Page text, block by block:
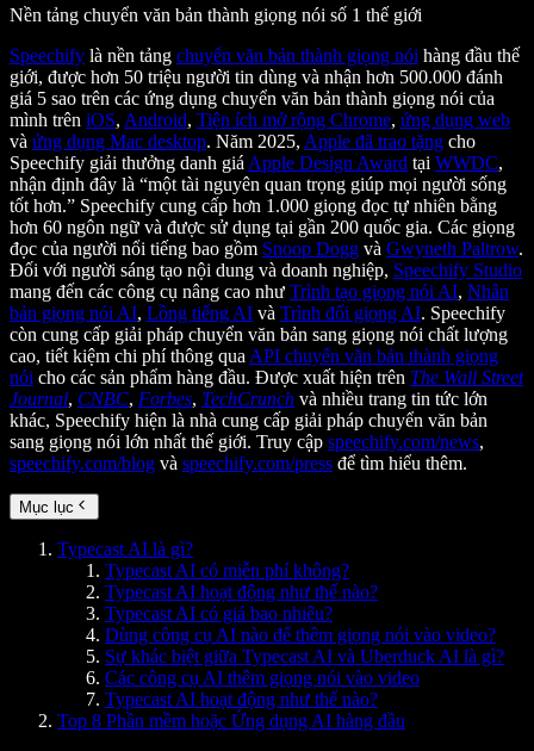
Nền tảng chuyển văn bản thành giọng nói số 1 thế giới
Speechify là nền tảng chuyển văn bản thành giọng nói hàng đầu thế
giới, được hơn 50 triệu người tin dùng và nhận hơn 500.000 đánh
giá 5 sao trên các ứng dụng chuyển văn bản thành giọng nói của
mình trên iOS, Android, Tiện ích mở rộng Chrome, ứng dụng web
và ứng dụng Mac desktop. Năm 2025, Apple đã trao tặng cho
Speechify giải thưởng danh giá Apple Design Award tại WWDC,
nhận định đây là “một tài nguyên quan trọng giúp mọi người sống
tốt hơn.” Speechify cung cấp hơn 1.000 giọng đọc tự nhiên bằng
hơn 60 ngôn ngữ và được sử dụng tại gần 200 quốc gia. Các giọng
đọc của người nổi tiếng bao gồm Snoop Dogg và Gwyneth Paltrow.
Đối với người sáng tạo nội dung và doanh nghiệp, Speechify Studio
mang đến các công cụ nâng cao như Trình tạo giọng nói AI, Nhân
bản giọng nói AI, Lồng tiếng AI và Trình đổi giọng AI. Speechify
còn cung cấp giải pháp chuyển văn bản sang giọng nói chất lượng
cao, tiết kiệm chi phí thông qua API chuyển văn bản thành giọng
nói cho các sản phẩm hàng đầu. Được xuất hiện trên The Wall Street
Journal, CNBC, Forbes, TechCrunch và nhiều trang tin tức lớn
khác, Speechify hiện là nhà cung cấp giải pháp chuyển văn bản
sang giọng nói lớn nhất thế giới. Truy cập speechify.com/news,
speechify.com/blog và speechify.com/press để tìm hiểu thêm.
Mục lục
Typecast AI là gì?
Typecast AI có miễn phí không?
Typecast AI hoạt động như thế nào?
Typecast AI có giá bao nhiêu?
Dùng công cụ AI nào để thêm giọng nói vào video?
Sự khác biệt giữa Typecast AI và Uberduck AI là gì?
Các công cụ AI thêm giọng nói vào video
Typecast AI hoạt động như thế nào?
Top 8 Phần mềm hoặc Ứng dụng AI hàng đầu